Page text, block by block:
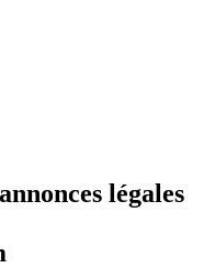
légales